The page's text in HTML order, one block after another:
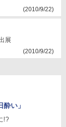
(2010/9/22)
展
(2010/9/22)
い」
!?